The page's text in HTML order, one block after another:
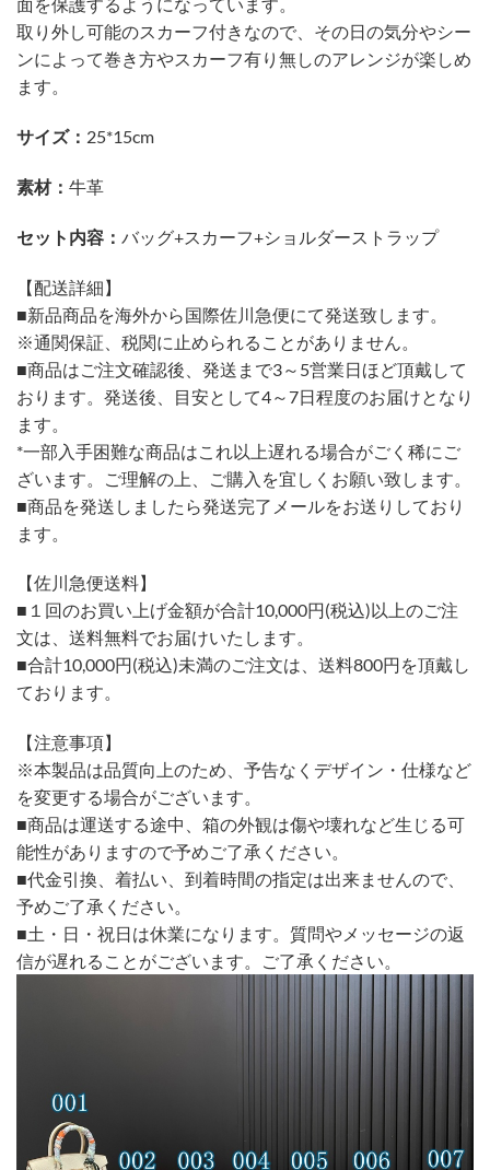
面を保護するようになっています。
取り外し可能のスカーフ付きなので、その日の気分やシー
ンによって巻き方やスカーフ有り無しのアレンジが楽しめ
ます。
サイズ： 25*15cm
素材： 牛革
セット内容： バッグ+スカーフ+ショルダーストラップ
【配送詳細】
■新品商品を海外から国際佐川急便にて発送致します。
※通関保証、税関に止められることがありません。
■商品はご注文確認後、発送まで3～5営業日ほど頂戴して
おります。発送後、目安として4～7日程度のお届けとなり
ます。
*一部入手困難な商品はこれ以上遅れる場合がごく稀にご
ざいます。ご理解の上、ご購入を宜しくお願い致します。
■商品を発送しましたら発送完了メールをお送りしており
ます。
【佐川急便送料】
■１回のお買い上げ金額が合計10,000円(税込)以上のご注
文は、送料無料でお届けいたします。
■合計10,000円(税込)未満のご注文は、送料800円を頂戴し
ております。
【注意事項】
※本製品は品質向上のため、予告なくデザイン・仕様など
を変更する場合がございます。
■商品は運送する途中、箱の外観は傷や壊れなど生じる可
能性がありますので予めご了承ください。
■代金引換、着払い、到着時間の指定は出来ませんので、
予めご了承ください。
■土・日・祝日は休業になります。質問やメッセージの返
信が遅れることがございます。ご了承ください。